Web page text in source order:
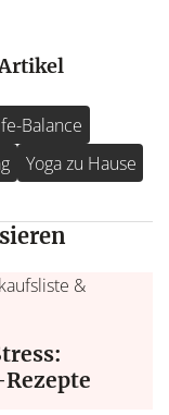
Balance
Yoga zu Hause